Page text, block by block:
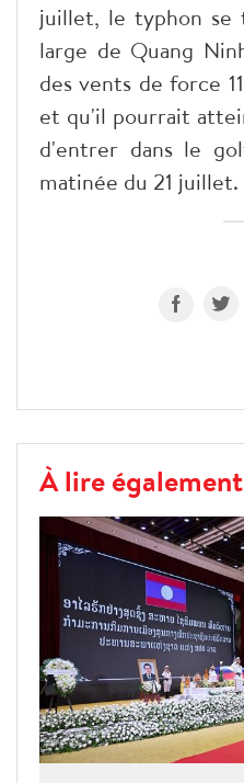
juillet, le typhon se
large de Quang
des vents de force
et qu'il pourrait
d'entrer dans le
matinée du 21
À lire également